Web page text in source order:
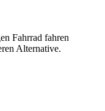
Fahrrad fahren
Alternative.